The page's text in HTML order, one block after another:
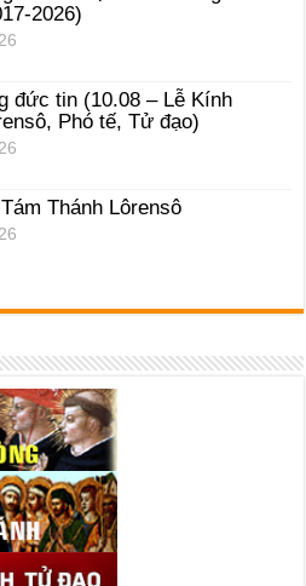
2026)
đức tin (10.08 – Lễ Kính
Phó tế, Tử đạo)
Thánh Lôrensô